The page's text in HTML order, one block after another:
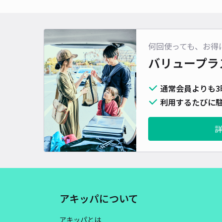
何回使っても、お得
バリュープ
通常会員よりも
利用するたびに
アキッパについて
アキッパとは